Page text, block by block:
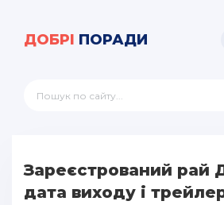
ДОБРІ ПОРАДИ
Зареєстрований рай
дата виходу і